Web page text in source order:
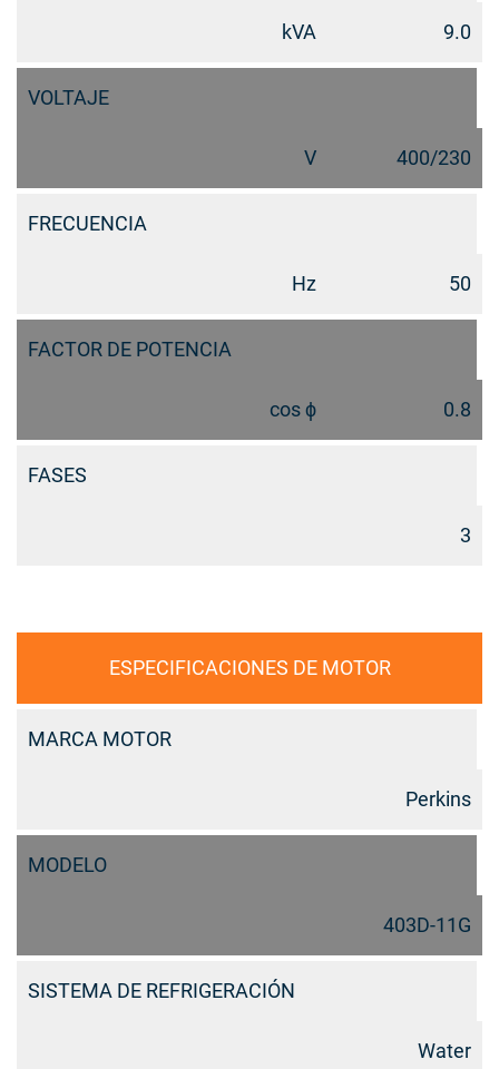
kVA 9.0
VOLTAJE
V 400/230
FRECUENCIA
Hz 50
FACTOR DE POTENCIA
cos ϕ 0.8
FASES
3
ESPECIFICACIONES DE MOTOR
MARCA MOTOR
Perkins
MODELO
403D-11G
SISTEMA DE REFRIGERACIÓN
Water